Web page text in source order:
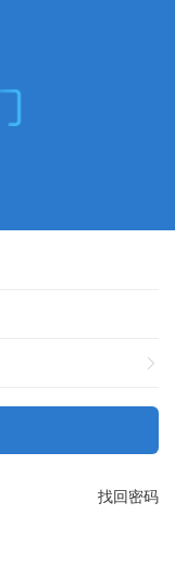
找回密码